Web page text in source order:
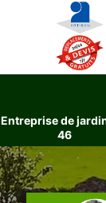
Entreprise de
46